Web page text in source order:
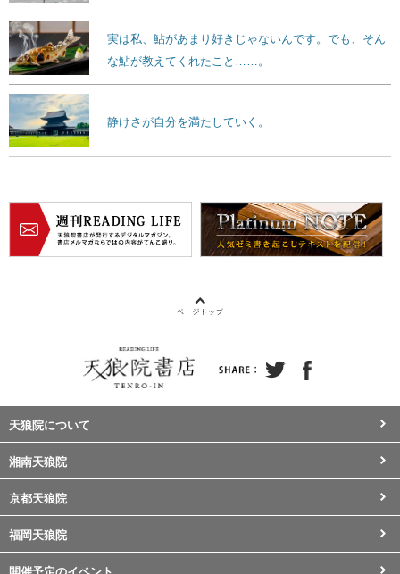
実は私、鮎があまり好きじゃないんです。でも、そん
な鮎が教えてくれたこと……。
静けさが自分を満たしていく。
天狼院について
湘南天狼院
京都天狼院
福岡天狼院